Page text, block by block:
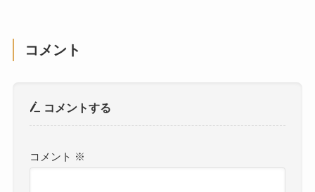
コメント
コメントする
コメント ※